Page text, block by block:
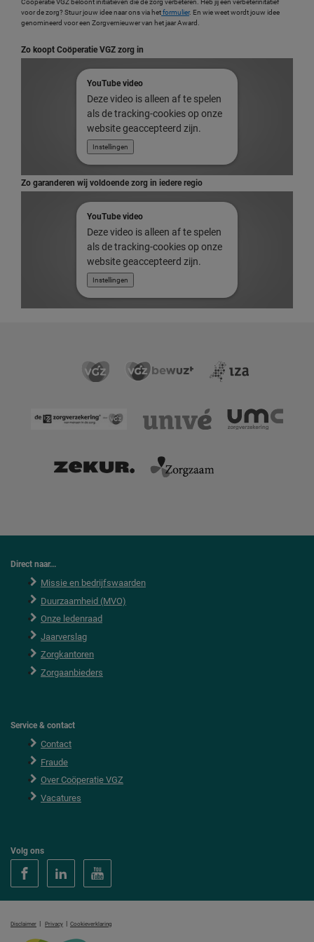
Coöperatie VGZ beloont initiatieven die de zorg verbeteren. Heb jij een verbeterinitatief
voor de zorg? Stuur jouw idee naar ons via hetformulier. En wie weet wordt jouw idee
genomineerd voor een Zorgvernieuwer van het jaar Award.
Zo koopt Coöperatie VGZ zorg in
YouTube video
Deze video is alleen af te spelen
als de tracking-cookies op onze
website geaccepteerd zijn.
Instellingen
Zo garanderen wij voldoende zorg in iedere regio
YouTube video
Deze video is alleen af te spelen
als de tracking-cookies op onze
website geaccepteerd zijn.
Instellingen
Direct naar...
Missie en bedrijfswaarden
Duurzaamheid (MVO)
Onze ledenraad
Jaarverslag
Zorgkantoren
Zorgaanbieders
Service & contact
Contact
Fraude
Over Coöperatie VGZ
Vacatures
Volg ons
Disclaimer | Privacy | Cookieverklaring